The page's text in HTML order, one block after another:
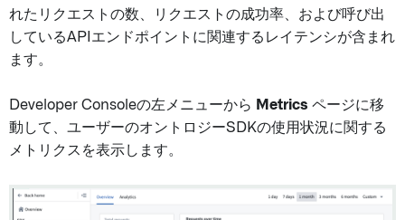
れたリクエストの数、リクエストの成功率、および呼び出
しているAPIエンドポイントに関連するレイテンシが含まれ
ます。
Developer Consoleの左メニューから Metrics ページに移
動して、ユーザーのオントロジーSDKの使用状況に関する
メトリクスを表示します。